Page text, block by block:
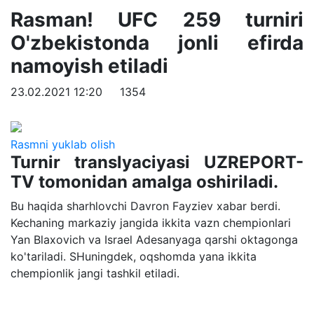
Rasman! UFC 259 turniri
O'zbekistonda jonli efirda
namoyish etiladi
23.02.2021 12:20 1354
Rasmni yuklab olish
Turnir translyaciyasi UZREPORT-
TV tomonidan amalga oshiriladi.
Bu haqida sharhlovchi Davron Fayziev xabar berdi.
Kechaning markaziy jangida ikkita vazn chempionlari
Yan Blaxovich va Israel Adesanyaga qarshi oktagonga
ko'tariladi. SHuningdek, oqshomda yana ikkita
chempionlik jangi tashkil etiladi.